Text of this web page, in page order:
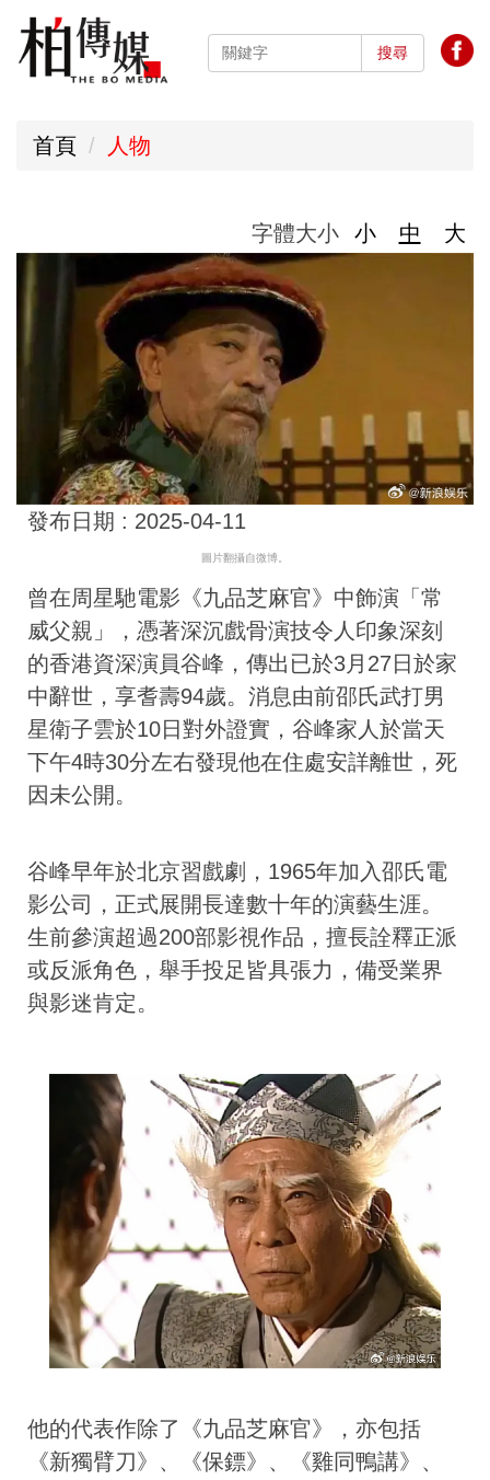
跳
到
搜尋
首頁 人物
字體大小 小 中 大
發布日期 : 2025-04-11
圖片翻攝自微博。
曾在周星馳電影《九品芝麻官》中飾演「常
威父親」，憑著深沉戲骨演技令人印象深刻
的香港資深演員谷峰，傳出已於3月27日於家
中辭世，享耆壽94歲。消息由前邵氏武打男
星衛子雲於10日對外證實，谷峰家人於當天
下午4時30分左右發現他在住處安詳離世，死
因未公開。
谷峰早年於北京習戲劇，1965年加入邵氏電
影公司，正式展開長達數十年的演藝生涯。
生前參演超過200部影視作品，擅長詮釋正派
或反派角色，舉手投足皆具張力，備受業界
與影迷肯定。
他的代表作除了《九品芝麻官》，亦包括
《新獨臂刀》、《保鏢》、《雞同鴨講》、